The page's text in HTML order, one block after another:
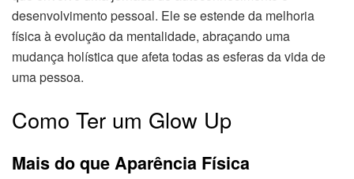
desenvolvimento pessoal. Ele se estende da melhoria
física à evolução da mentalidade, abraçando uma
mudança holística que afeta todas as esferas da vida de
uma pessoa.
Como Ter um Glow Up
Mais do que Aparência Física